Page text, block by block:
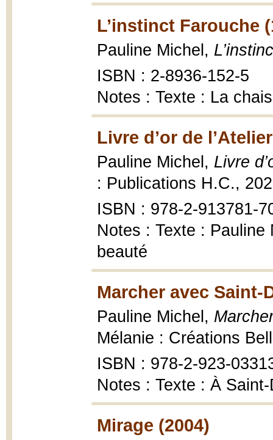
L’instinct Farouche
Pauline Michel,
ISBN : 2-8936-152-5
Notes : Texte : La
Livre d’or de
Pauline Michel, Livre
: Publications H.C.,
ISBN : 978-2-913781-
Notes : Texte :
beauté
Marcher avec Saint-
Pauline Michel,
Mélanie : Créations
ISBN : 978-2-923-
Notes : Texte : À
Mirage (2004)